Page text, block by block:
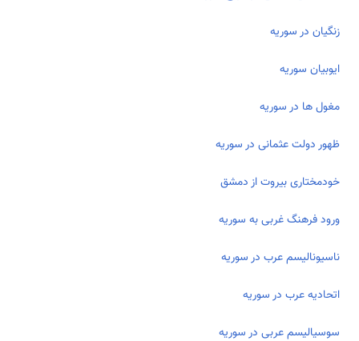
زنگیان در سوریه
ایوبیان سوریه
مغول ها در سوریه
ظهور دولت عثمانی در سوریه
خودمختاری بیروت از دمشق
ورود فرهنگ غربی به سوریه
ناسیونالیسم عرب در سوریه
اتحادیه عرب در سوریه
سوسیالیسم عربی در سوریه